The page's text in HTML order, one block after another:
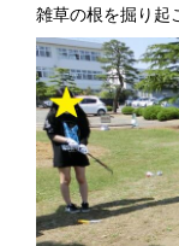
雑草の根を掘り起